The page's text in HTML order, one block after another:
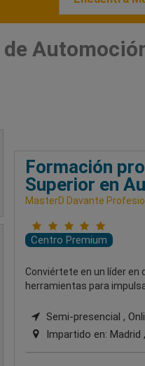
Formación
Superior en
MasterD Davante
Centro Premium
Conviértete en un líder
herramientas para
Semi-presencial ,
Impartido en: Madrid